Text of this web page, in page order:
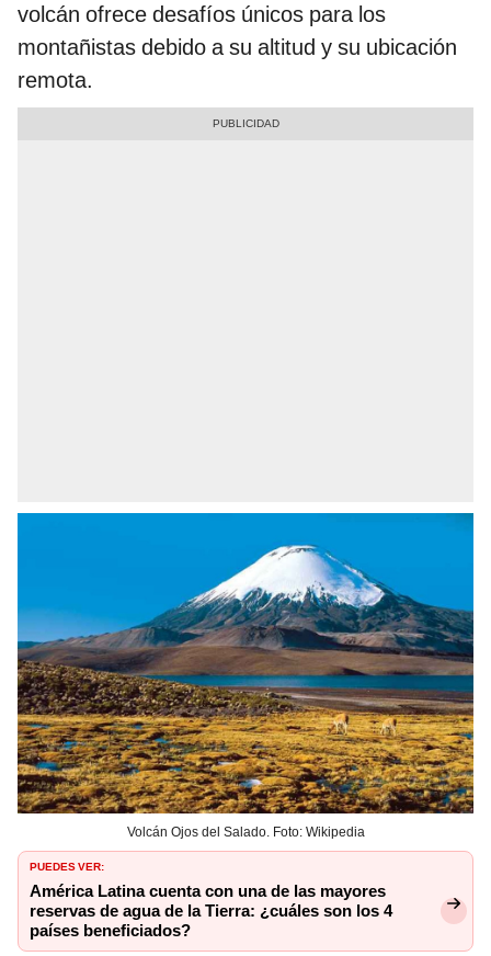
volcán ofrece desafíos únicos para los
montañistas debido a su altitud y su ubicación
remota.
Volcán Ojos del Salado. Foto: Wikipedia
PUEDES VER:
América Latina cuenta con una de las mayores
reservas de agua de la Tierra: ¿cuáles son los 4
países beneficiados?